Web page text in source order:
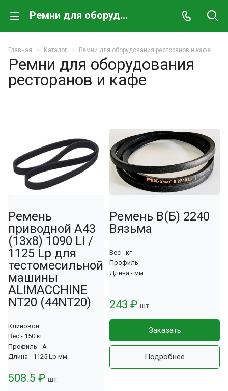
Ремни для оборудования ресторанов и кафе
Главная Каталог Ремни для оборудования ресторанов и кафе
Ремни для оборудования
ресторанов и кафе
Ремень
приводной A43
(13x8) 1090 Li /
1125 Lp для
тестомесильной
машины
ALIMACCHINE
NT20 (44NT20)
Клиновой
Вес - 150 кг
Профиль - A
Длина - 1125 Lp мм
508.5 ₽ шт.
Ремень В(Б) 2240
Вязьма
Вес - кг
Профиль -
Длина - мм
243 ₽ шт.
Заказать
Подробнее